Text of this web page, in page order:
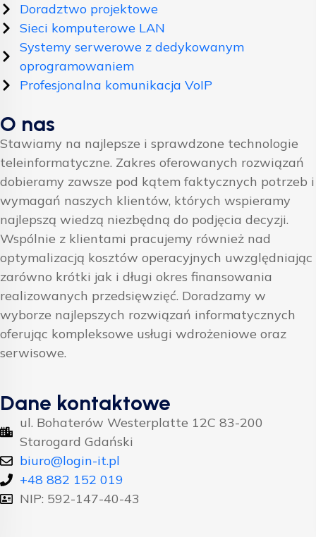
Doradztwo projektowe
Sieci komputerowe LAN
Systemy serwerowe z dedykowanym
oprogramowaniem
Profesjonalna komunikacja VoIP
O nas
Stawiamy na najlepsze i sprawdzone technologie
teleinformatyczne. Zakres oferowanych rozwiązań
dobieramy zawsze pod kątem faktycznych potrzeb i
wymagań naszych klientów, których wspieramy
najlepszą wiedzą niezbędną do podjęcia decyzji.
Wspólnie z klientami pracujemy również nad
optymalizacją kosztów operacyjnych uwzględniając
zarówno krótki jak i długi okres finansowania
realizowanych przedsięwzięć. Doradzamy w
wyborze najlepszych rozwiązań informatycznych
oferując kompleksowe usługi wdrożeniowe oraz
serwisowe.
Dane kontaktowe
ul. Bohaterów Westerplatte 12C 83-200
Starogard Gdański
biuro@login-it.pl
+48 882 152 019
NIP: 592-147-40-43